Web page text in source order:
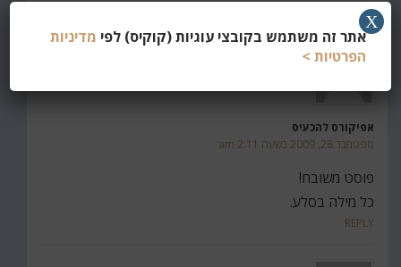
REPLY
אפיקורס להכעיס
ספטמבר 28, 2009 בשעה 2:11 am
פוסט משובח!
כל מילה בסלע.
REPLY
אתר זה משתמש בקובצי עוגיות (קוקיס) לפי מדיניות
הפרטיות >
X